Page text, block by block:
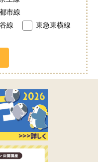
市線
線
東急東横線